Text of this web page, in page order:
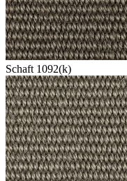
Schaft 1092(k)